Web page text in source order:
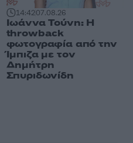
14:4207.08.26
Ιωάννα Τούνη: Η
throwback
φωτογραφία από την
Ίμπιζα με τον
Δημήτρη
Σπυριδωνίδη